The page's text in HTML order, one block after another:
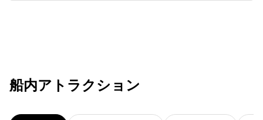
船内アトラクション